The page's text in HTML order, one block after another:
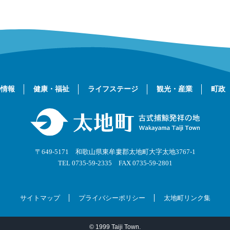
報 健康・福祉 ライフステージ 観光・産業 町政
〒649-5171 和歌山県東牟婁郡太地町大字太地3767-1
TEL 0735-59-2335 FAX 0735-59-2801
サイトマップ プライバシーポリシー 太地町リンク集
© 1999 Taiji Town.